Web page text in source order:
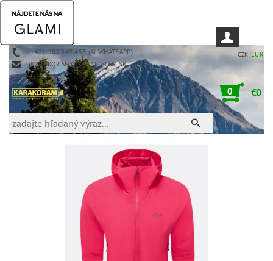
+421 907 849 453 (AJ WHATSAPP)
KARAKORAM@KARAKORAM.SK
CZK EUR
0 €0